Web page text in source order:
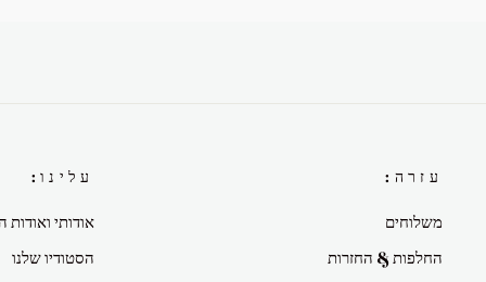
עזרה:
משלוחים
החלפות & החזרות
עלינו:
אודותי ואודות
הסטודיו שלנו